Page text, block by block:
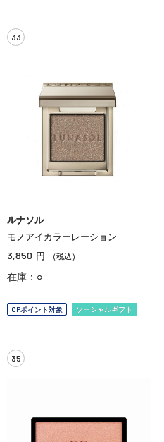
33
ルナソル
モノアイカラーレーション
3,850 円 （税込）
在庫：○
OPポイント対象 ソーシャルギフト
35